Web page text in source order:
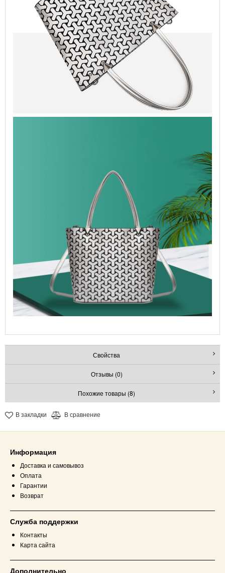
Свойства
Отзывы (0)
Похожие товары (8)
В закладки В сравнение
Информация
Доставка и самовывоз
Оплата
Гарантии
Возврат
Служба поддержки
Контакты
Карта сайта
Дополнительно